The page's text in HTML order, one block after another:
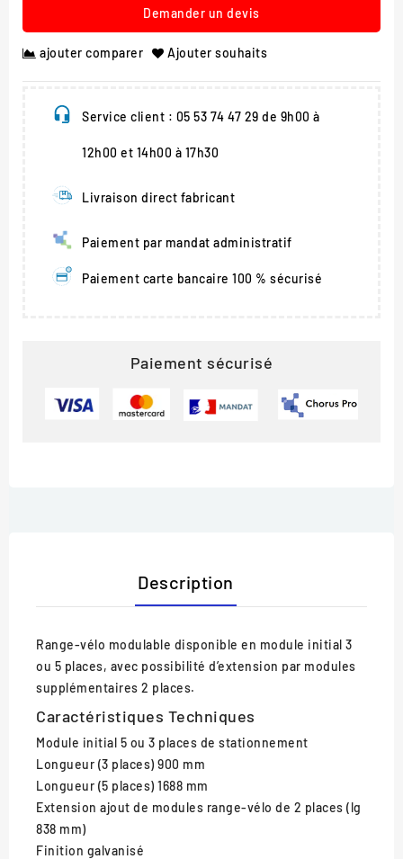
Demander un devis
ajouter comparer Ajouter souhaits
Service client : 05 53 74 47 29 de 9h00 à
12h00 et 14h00 à 17h30
Livraison direct fabricant
Paiement par mandat administratif
Paiement carte bancaire 100 % sécurisé
Paiement sécurisé
Description
Range-vélo modulable disponible en module initial 3
ou 5 places, avec possibilité d’extension par modules
supplémentaires 2 places.
Caractéristiques Techniques
Module initial 5 ou 3 places de stationnement
Longueur (3 places) 900 mm
Longueur (5 places) 1688 mm
Extension ajout de modules range-vélo de 2 places (lg
838 mm)
Finition galvanisé